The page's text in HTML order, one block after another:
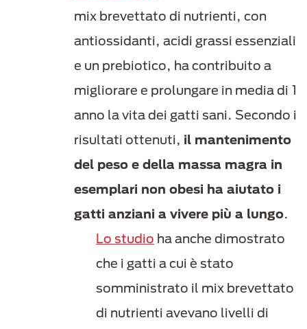
mix brevettato di nutrienti, con
antiossidanti, acidi grassi essenziali
e un prebiotico, ha contribuito a
migliorare e prolungare in media di 1
anno la vita dei gatti sani. Secondo i
risultati ottenuti, il mantenimento
del peso e della massa magra in
esemplari non obesi ha aiutato i
gatti anziani a vivere più a lungo.
Lo studio ha anche dimostrato
che i gatti a cui è stato
somministrato il mix brevettato
di nutrienti avevano livelli di